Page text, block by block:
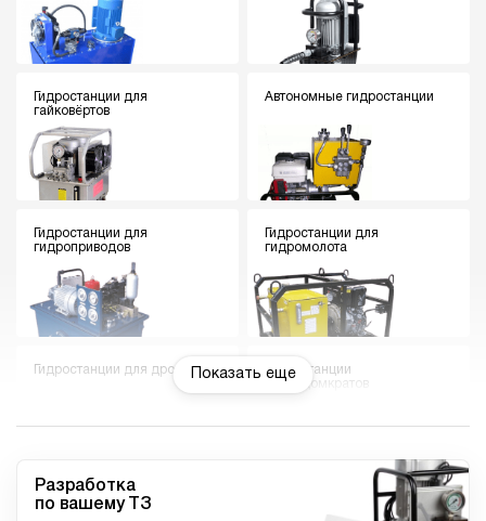
Гидростанции для
гайковёртов
Автономные гидростанции
Гидростанции для
гидроприводов
Гидростанции для
гидромолота
Гидростанции для дровокола
Гидростанции
гидродомкратов
Гидростанции для токарного
Мини гидростанции
Показать еще
Разработка
по вашему ТЗ